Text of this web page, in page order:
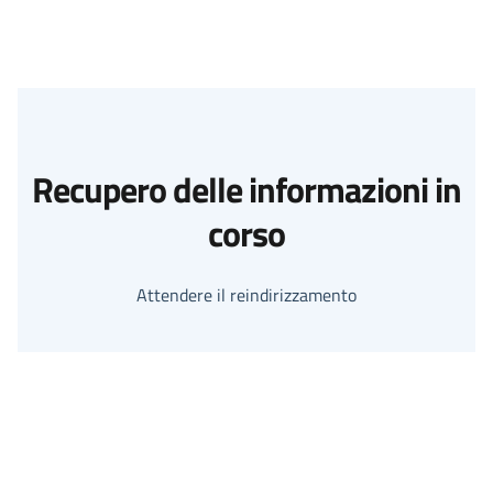
Recupero delle informazioni in
corso
Attendere il reindirizzamento